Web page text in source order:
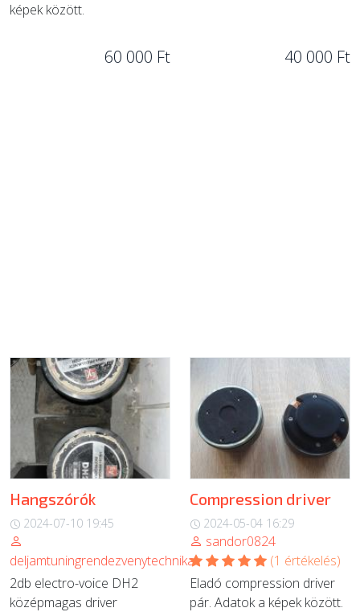
képek között.
60 000 Ft 40 000 Ft
Hangszórók
2024-07-10 19:45
deljamtuningrendezvenytechnika
2db electro-voice DH2
középmagas driver
Compression driver
2024-05-04 16:29
sandor0824
(1 értékelés)
Eladó compression driver
pár. Adatok a képek között.